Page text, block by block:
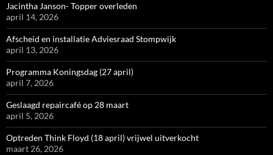
Jacintha Janson- Topper overleden
april 14, 2026
Afscheid en installatie Adviesraad Stompwijk
april 13, 2026
Programma Koningsdag (27 april)
april 7, 2026
Geslaagd repaircafé op 28 maart
april 5, 2026
Optreden Think Floyd (18 april) vrijwel uitverkocht
maart 26, 2026